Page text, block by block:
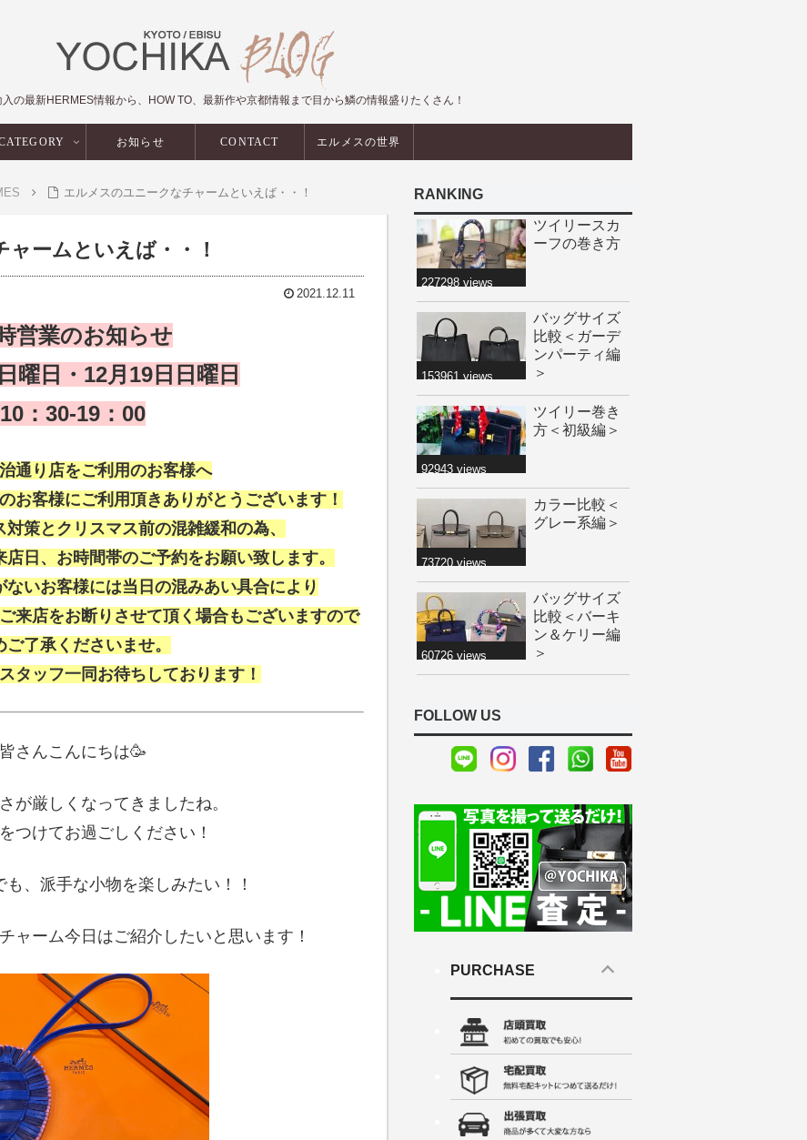
の最新HERMES情報から、HOW TO、最新作や京都情報まで目から鱗の情報盛りたくさん！
お知らせ CONTACT エルメスの世界
エルメスのユニークなチャームといえば・・！
ームといえば・・！
2021.12.11
営業のお知らせ
曜日・12月19日日曜日
10：30-19：00
通り店をご利用のお客様へ
お客様にご利用頂きありがとうございます！
策とクリスマス前の混雑緩和の為、
日、お時間帯のご予約をお願い致します。
ないお客様には当日の混みあい具合により
来店をお断りさせて頂く場合もございますので
ご了承くださいませ。
タッフ一同お待ちしております！
皆さんこんにちは🥳
が厳しくなってきましたね。
つけてお過ごしください！
も、派手な小物を楽しみたい！！
ャーム今日はご紹介したいと思います！
RANKING
ツイリースカ
ーフの巻き方
227298 views
バッグサイズ
比較＜ガーデ
ンパーティ編
＞
153961 views
ツイリー巻き
方＜初級編＞
92943 views
カラー比較＜
グレー系編＞
73720 views
バッグサイズ
比較＜バーキ
ン＆ケリー編
＞
60726 views
FOLLOW US
PURCHASE